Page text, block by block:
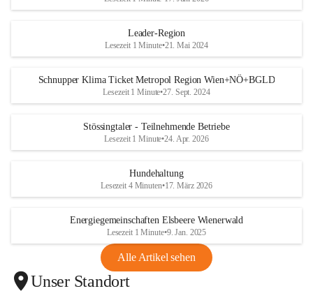
Leader-Region
Lesezeit 1 Minute•21. Mai 2024
Schnupper Klima Ticket Metropol Region Wien+NÖ+BGLD
Lesezeit 1 Minute•27. Sept. 2024
Stössingtaler - Teilnehmende Betriebe
Lesezeit 1 Minute•24. Apr. 2026
Hundehaltung
Lesezeit 4 Minuten•17. März 2026
Energiegemeinschaften Elsbeere Wienerwald
Lesezeit 1 Minute•9. Jan. 2025
Alle Artikel sehen
Unser Standort